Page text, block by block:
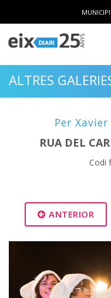
ALTRES
Per
RUA DEL
Codi
ANTERIOR